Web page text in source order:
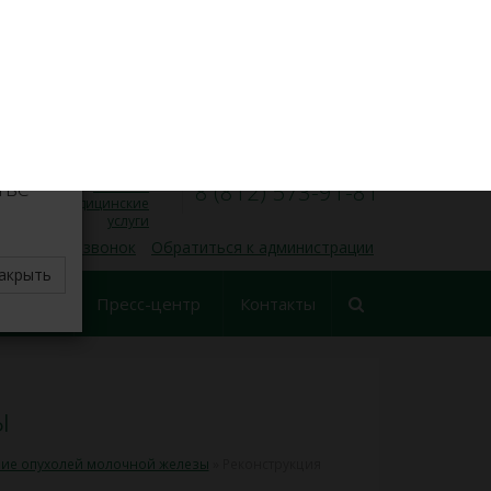
медицинские
услуги
8 (812) 573-91-81
обратный звонок Обратиться к администрации
Пресс-центр Контакты
опухолей молочной железы